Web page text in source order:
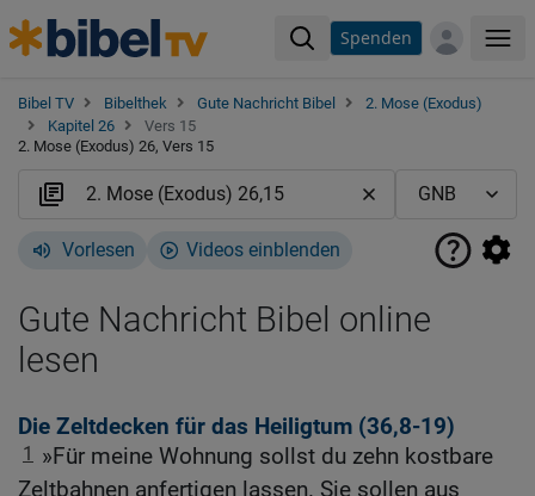
Spenden
Bibel TV Bibelthek Gute Nachricht Bibel
2. Mose (Exodus)
Kapitel 26
Vers 15
2. Mose (Exodus) 26, Vers 15
Vorlesen Videos einblenden
Gute Nachricht Bibel online
lesen
Die Zeltdecken für das Heiligtum (36,8-19)
1
»Für meine Wohnung sollst du zehn kostbare
Zeltbahnen anfertigen lassen. Sie sollen aus